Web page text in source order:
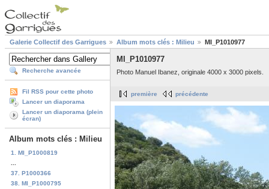
Galerie Collectif des Garrigues Album mots clés : Milieu MI_P1010977
Recherche avancée
Fil RSS pour cette photo
Lancer un diaporama
Lancer un diaporama (plein
écran)
Album mots clés : Milieu
1. MI_P1000819
37. P1000366
38. MI_P1000795
MI_P1010977
Photo Manuel Ibanez, originale 4000 x 3000 pixels.
première précédente